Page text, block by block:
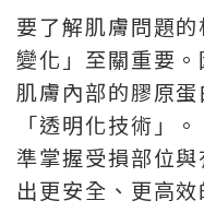
要了解肌膚問題
變化」至關重要
肌膚內部的膠原
「透明化技術」
準掌握受損部位
出更安全、更高效